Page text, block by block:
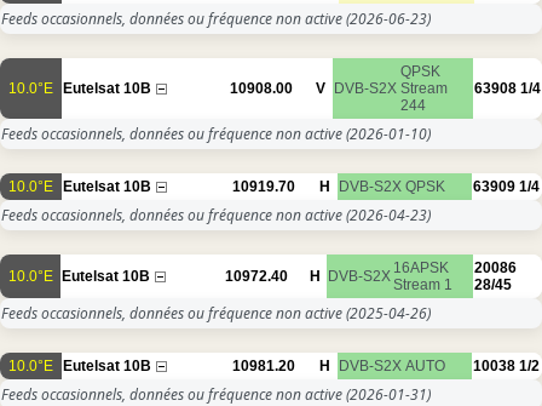
Feeds occasionnels, données ou fréquence non active(2026-06-23)
10.0°E Eutelsat 10B 10908.00 V DVB-S2X
QPSK
Stream
244
63908 1/4
Feeds occasionnels, données ou fréquence non active(2026-01-10)
10.0°E Eutelsat 10B 10919.70 H DVB-S2X QPSK 63909 1/4
Feeds occasionnels, données ou fréquence non active(2026-04-23)
10.0°E Eutelsat 10B 10972.40 H DVB-S2X 16APSK
Stream 1
20086
28/45
Feeds occasionnels, données ou fréquence non active(2025-04-26)
10.0°E Eutelsat 10B 10981.20 H DVB-S2X AUTO 10038 1/2
Feeds occasionnels, données ou fréquence non active(2026-01-31)